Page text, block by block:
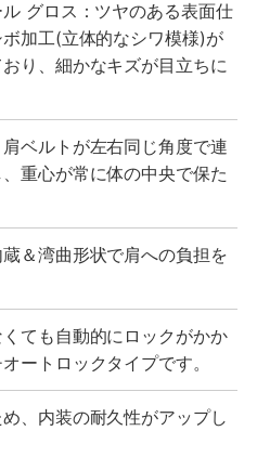
グロス：ツヤのある表面仕
加工(立体的なシワ模様)が
り、細かなキズが目立ちに
ベルトが左右同じ角度で連
重心が常に体の中央で保た
＆湾曲形状で肩への負担を
ても自動的にロックがかか
ートロックタイプです。
、内装の耐久性がアップし